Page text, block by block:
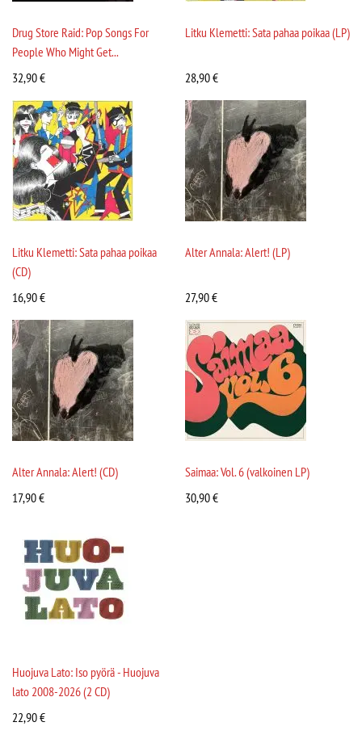
Drug Store Raid: Pop Songs For
People Who Might Get...
32,90€
Litku Klemetti: Sata pahaa poikaa (LP)
28,90€
Litku Klemetti: Sata pahaa poikaa
(CD)
16,90€
Alter Annala: Alert! (LP)
27,90€
Alter Annala: Alert! (CD)
17,90€
Saimaa: Vol. 6 (valkoinen LP)
30,90€
Huojuva Lato: Iso pyörä - Huojuva
lato 2008-2026 (2 CD)
22,90€